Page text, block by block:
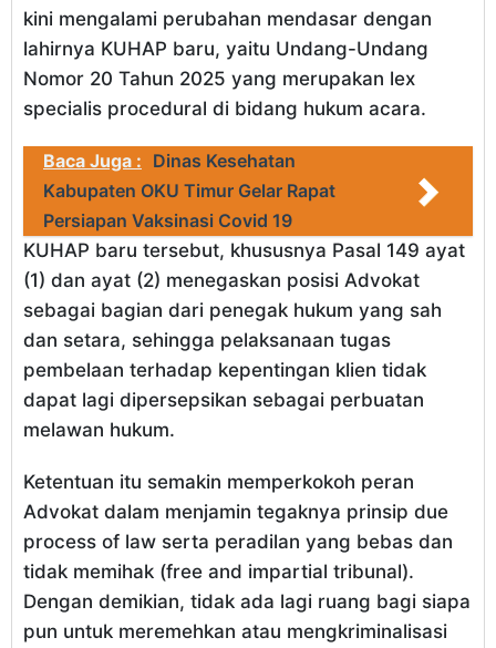
kini mengalami perubahan mendasar dengan
lahirnya KUHAP baru, yaitu Undang-Undang
Nomor 20 Tahun 2025 yang merupakan lex
specialis procedural di bidang hukum acara.
Baca Juga : Dinas Kesehatan
Kabupaten OKU Timur Gelar Rapat
Persiapan Vaksinasi Covid 19
KUHAP baru tersebut, khususnya Pasal 149 ayat
(1) dan ayat (2) menegaskan posisi Advokat
sebagai bagian dari penegak hukum yang sah
dan setara, sehingga pelaksanaan tugas
pembelaan terhadap kepentingan klien tidak
dapat lagi dipersepsikan sebagai perbuatan
melawan hukum.
Ketentuan itu semakin memperkokoh peran
Advokat dalam menjamin tegaknya prinsip due
process of law serta peradilan yang bebas dan
tidak memihak (free and impartial tribunal).
Dengan demikian, tidak ada lagi ruang bagi siapa
pun untuk meremehkan atau mengkriminalisasi